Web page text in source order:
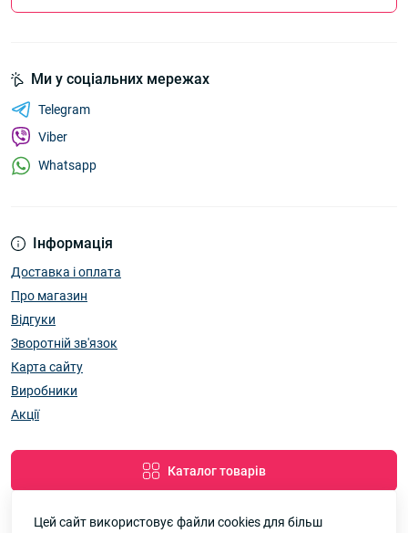
Інформація
Доставка і оплата
Про магазин
Відгуки
Зворотній зв'язок
Карта сайту
Виробники
Акції
Каталог товарів
Ми у соціальних мережах
Telegram
Viber
Whatsapp
Цей сайт використовує файли cookies для більш